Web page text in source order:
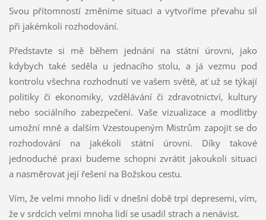
Svou přítomností změníme situaci a vytvoříme převahu sil
při jakémkoli rozhodování.
Představte si mě během jednání na státní úrovni, jako
kdybych také seděla u jednacího stolu, a já vezmu pod
kontrolu všechna rozhodnutí ve vašem světě, ať už se týkají
politiky či ekonomiky, vzdělávání či zdravotnictví, kultury
nebo sociálního zabezpečení. Vaše vizualizace a modlitby
umožní mně a dalším Vzestoupeným Mistrům zapojit se do
rozhodování na jakékoli státní úrovni. Díky takové
jednoduché praxi budeme schopni zvrátit jakoukoli situaci
a nasměrovat její řešení na Božskou cestu.
Vím, že velmi mnoho lidí v dnešní době trpí depresemi, vím,
že v srdcích velmi mnoha lidí se usadil strach a nenávist.